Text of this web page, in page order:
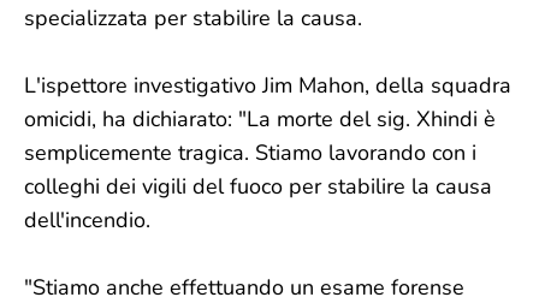
specializzata per stabilire la causa.
L'ispettore investigativo Jim Mahon, della squadra
omicidi, ha dichiarato: "La morte del sig. Xhindi è
semplicemente tragica. Stiamo lavorando con i
colleghi dei vigili del fuoco per stabilire la causa
dell'incendio.
"Stiamo anche effettuando un esame forense